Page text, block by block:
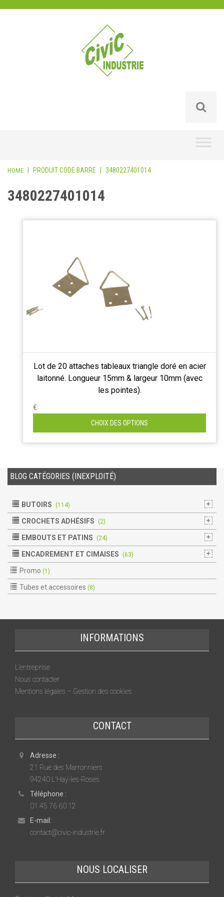
HOME PRODUIT CODE BARRE 3480227401014
3480227401014
Lot de 20 attaches tableaux triangle doré en acier
laitonné. Longueur 15mm & largeur 10mm (avec
les pointes).
€
CHOIX DES OPTIONS
BLOG CATÉGORIES (INEXPLOITÉ)
BUTOIRS (114)
CROCHETS ADHÉSIFS (2)
EMBOUTS ET PATINS (24)
ENCADREMENT ET CIMAISES (63)
Promo (1)
Tubes et accessoires (8)
INFORMATIONS
L’entreprise
Nous contacter
Mentions légales – Gestion des cookies
CONTACT
Adresse :
21 Rue des Marronniers
94240 L'Haÿ-les-Roses
Téléphone :
01 45 76 60 12
E-mail:
contact@civic-industrie.fr
NOUS LOCALISER